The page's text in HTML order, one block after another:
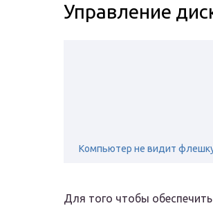
Управление
Компьютер не видит
Для того чтобы